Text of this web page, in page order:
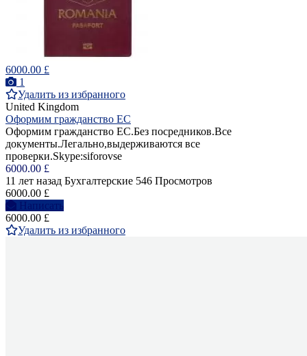
6000.00 £
1
Удалить из избранного
United Kingdom
Оформим гражданство ЕС
Оформим гражданство ЕС.Без посредников.Все
документы.Легально,выдерживаются все
проверки.Skype:siforovse
6000.00 £
11 лет назад Бухгалтерские 546 Просмотров
6000.00 £
Написать
6000.00 £
Удалить из избранного